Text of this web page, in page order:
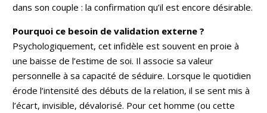
dans son couple : la confirmation qu’il est encore désirable.
Pourquoi ce besoin de validation externe ?
Psychologiquement, cet infidèle est souvent en proie à
une baisse de l’estime de soi. Il associe sa valeur
personnelle à sa capacité de séduire. Lorsque le quotidien
érode l’intensité des débuts de la relation, il se sent mis à
l’écart, invisible, dévalorisé. Pour cet homme (ou cette